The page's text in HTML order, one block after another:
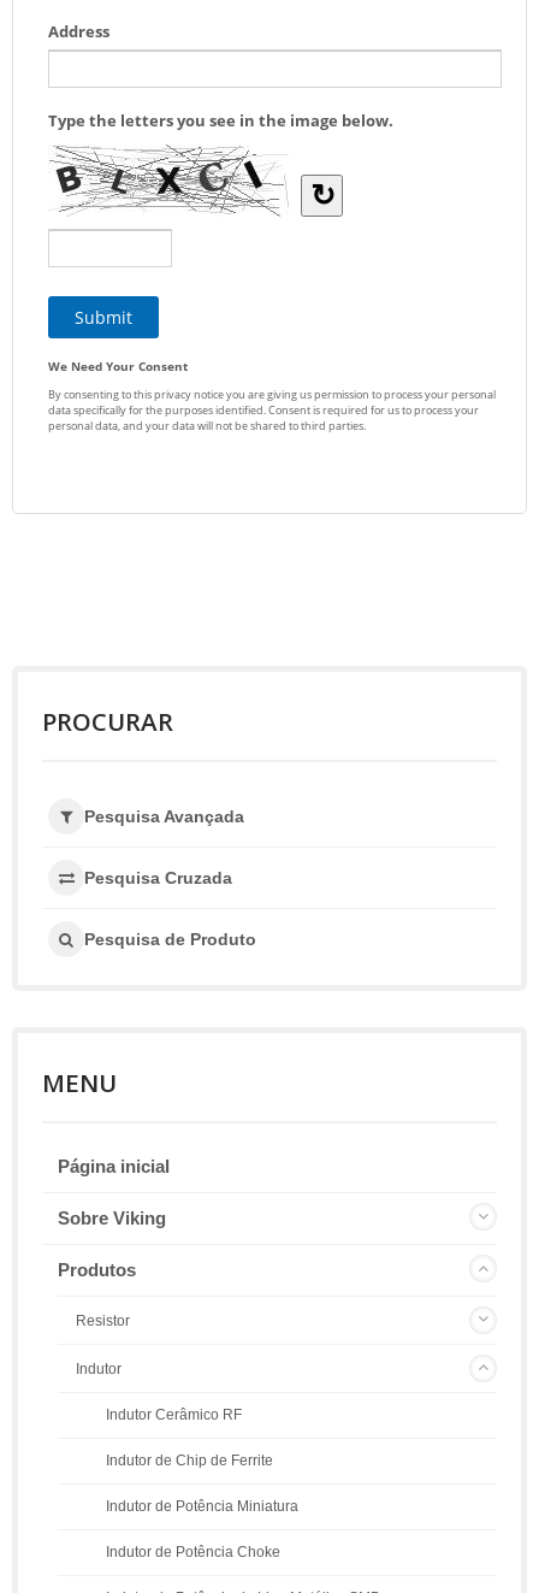
PROCURAR
Pesquisa Avançada
Pesquisa Cruzada
Pesquisa de Produto
MENU
Página inicial
Sobre Viking
Produtos
Resistor
Indutor
Indutor Cerâmico RF
Indutor de Chip de Ferrite
Indutor de Potência Miniatura
Indutor de Potência Choke